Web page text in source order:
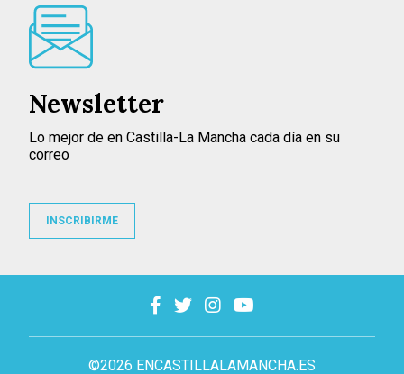
©2026 ENCASTILLALAMANCHA.ES
Newsletter
Lo mejor de en Castilla-La Mancha cada día en su
correo
INSCRIBIRME